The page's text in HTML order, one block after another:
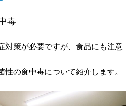
毒
対策が必要ですが、食品にも注意
性の食中毒について紹介します。